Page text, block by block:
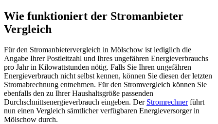
Wie funktioniert der Stromanbieter
Vergleich
Für den Stromanbietervergleich in Mölschow ist lediglich die
Angabe Ihrer Postleitzahl und Ihres ungefähren Energieverbrauchs
pro Jahr in Kilowattstunden nötig. Falls Sie Ihren ungefähren
Energieverbrauch nicht selbst kennen, können Sie diesen der letzten
Stromabrechnung entnehmen. Für den Stromvergleich können Sie
ebenfalls den zu Ihrer Haushaltsgröße passenden
Durchschnittsenergieverbrauch eingeben. Der Stromrechnerführt
nun einen Vergleich sämtlicher verfügbaren Energieversorger in
Mölschow durch.